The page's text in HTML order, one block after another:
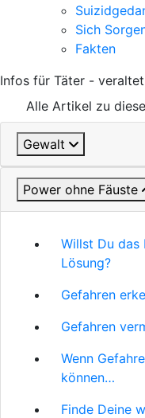
Sich
Fakten
Infos für Täter - veraltet
Alle Artikel zu
Gewalt
Power ohne Fäuste
Willst Du das
Lösung?
Gefahren
Gefahren
Wenn
können…
Finde Deine